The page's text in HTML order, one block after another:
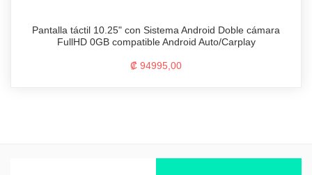
Pantalla táctil 10.25" con Sistema Android Doble cámara
FullHD 0GB compatible Android Auto/Carplay
₡ 94995,00